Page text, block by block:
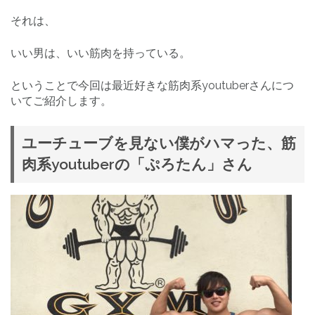
それは、
いい男は、いい筋肉を持っている。
ということで今回は最近好きな筋肉系youtuberさんにつ
いてご紹介します。
ユーチューブを見ない僕がハマった、筋
肉系youtuberの「ぷろたん」さん